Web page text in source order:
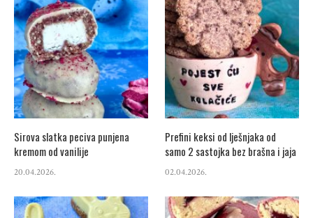
Sirova slatka peciva punjena
kremom od vanilije
20.04.2026.
Prefini keksi od lješnjaka od
samo 2 sastojka bez brašna i jaja
02.04.2026.